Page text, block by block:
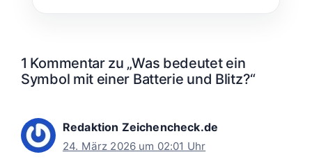
1 Kommentar zu „Was bedeutet ein
Symbol mit einer Batterie und Blitz?“
Redaktion Zeichencheck.de
24. März 2026 um 02:01 Uhr